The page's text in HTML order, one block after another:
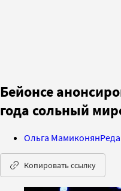
Бейонсе
года сольный
Ольга Мамиконян
Копировать ссылку